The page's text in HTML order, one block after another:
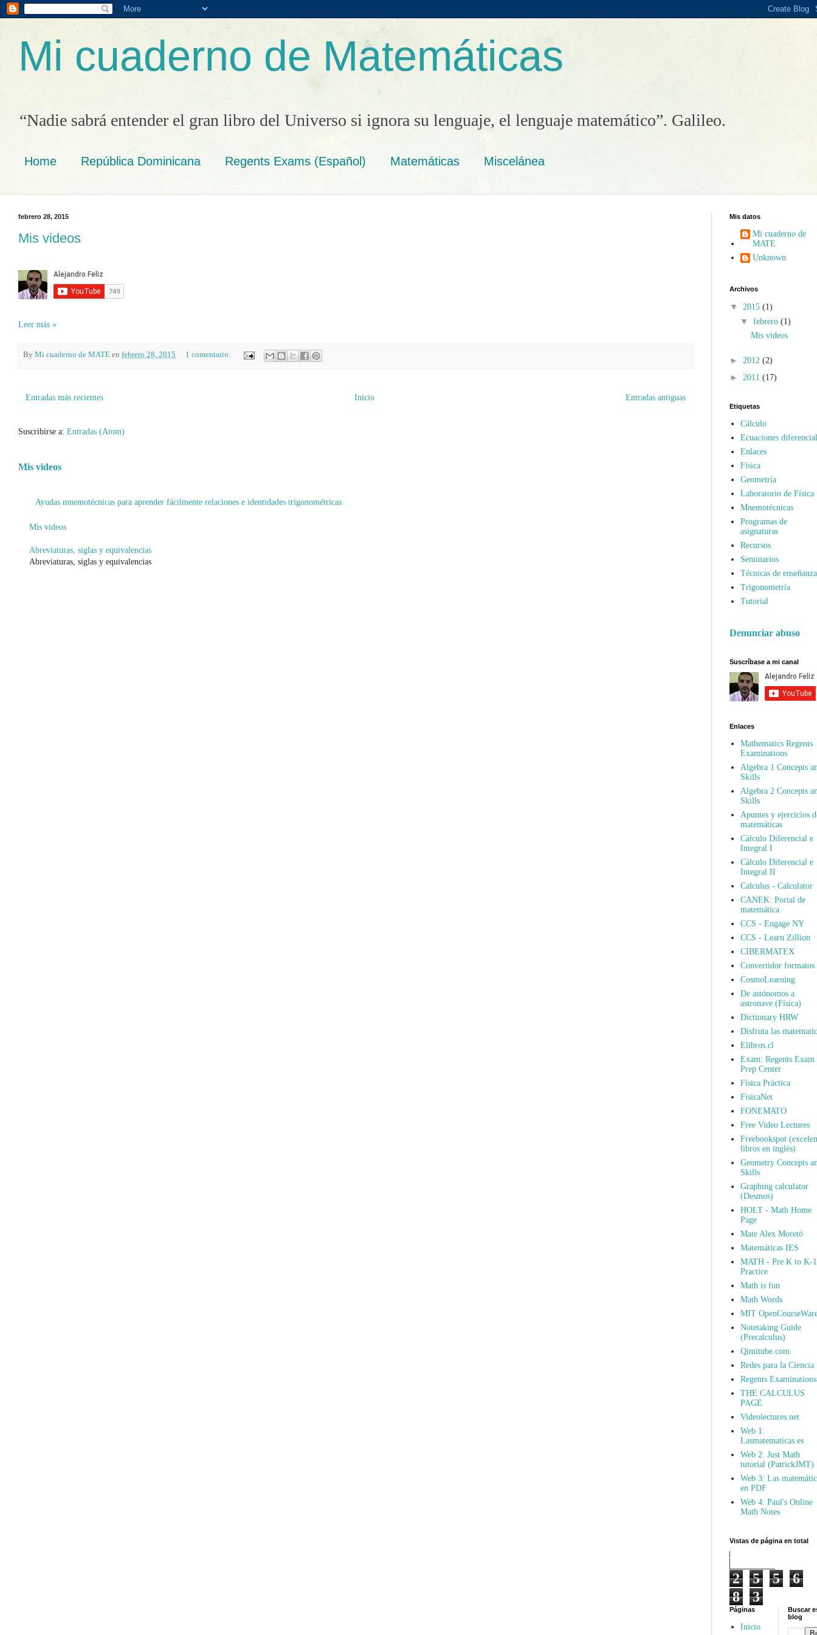
Mi cuaderno de Matemáticas
“Nadie sabrá entender el gran libro del Universo si ignora su lenguaje, el lenguaje matemático”. Galileo.
Home República Dominicana Regents Exams (Español) Matemáticas Miscelánea
febrero 28, 2015
Mis videos
Leer más »
By Mi cuaderno de MATE en febrero 28, 2015 1 comentario:
Entradas más recientes Entradas antiguas
Inicio
Suscribirse a: Entradas (Atom)
Mis videos
Ayudas mnemotécnicas para aprender fácilmente relaciones e identidades trigonométricas
Mis videos
Abreviaturas, siglas y equivalencias
Abreviaturas, siglas y equivalencias
Mis datos
Mi cuaderno de
MATE
Unknown
Archivos
▼ 2015 (1)
▼ febrero (1)
Mis videos
► 2012 (2)
► 2011 (17)
Etiquetas
Cálculo
Ecuaciones
Enlaces
Física
Geometría
Laboratorio de Física
Mnemotécnicas
Programas de
asignaturas
Recursos
Seminarios
Técnicas de
Trigonometría
Tutorial
Denunciar abuso
Suscríbase a mi canal
Enlaces
Mathematics Regents
Examinations
Algebra 1 Concepts
Skills
Algebra 2 Concepts
Skills
Apuntes y ejercicios
matemáticas
Cálculo Diferencial e
Integral I
Cálculo Diferencial e
Integral II
Calculus - Calculator
CANEK: Portal de
matemática
CCS - Engage NY
CCS - Learn Zillion
CIBERMATEX
Convertidor formatos
CosmoLearning
De astónomos a
astronave (Física)
Dictionary HRW
Disfruta las
Elibros.cl
Exam: Regents Exam
Prep Center
Física Práctica
FisicaNet
FONEMATO
Free Video Lectures
Freebookspot
libros en inglés)
Geometry Concepts
Skills
Graphing calculator
(Desmos)
HOLT - Math Home
Page
Mate Alex Moretó
Matemáticas IES
MATH - Pre K to K-
Practice
Math is fun
Math Words
MIT
Notetaking Guide
(Precalculus)
Qimitube.com
Redes para la Ciencia
Regents Examinations
THE CALCULUS
PAGE
Videolectures.net
Web 1:
Lasmatematicas.es
Web 2: Just Math
tutorial (PatrickJMT)
Web 3: Las
en PDF
Web 4: Paul's Online
Math Notes
Vistas de página en total
2 5 5
6
8
3
Páginas
Inicio
Buscar
blog